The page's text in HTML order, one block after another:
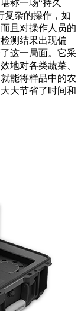
称一场“持久
复杂的操作，如
且对操作人员的
测结果出现偏
这一局面。它采
地对各类蔬菜、
能将样品中的农
大节省了时间和